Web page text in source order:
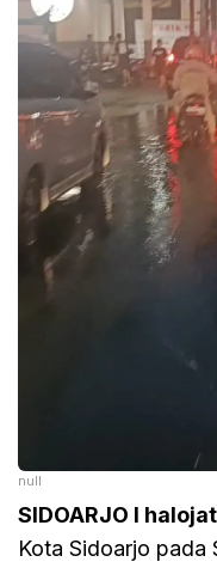
null
SIDOARJO I
Kota Sidoarjo